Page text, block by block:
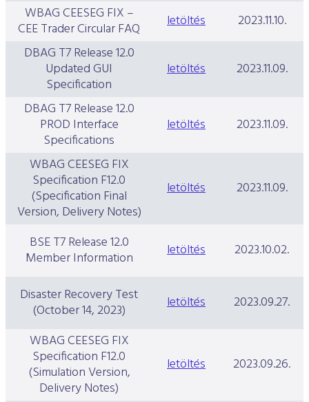
WBAG CEESEG FIX –
CEE Trader Circular FAQ letöltés
2023.11.10.
DBAG T7 Release 12.0
Updated GUI
Specification
letöltés
2023.11.09.
DBAG T7 Release 12.0
PROD Interface
Specifications
letöltés
2023.11.09.
WBAG CEESEG FIX
Specification F12.0
(Specification Final
Version, Delivery Notes)
letöltés 2023.11.09.
BSE T7 Release 12.0
Member Information letöltés 2023.10.02.
Disaster Recovery Test
(October 14, 2023) letöltés
2023.09.27.
WBAG CEESEG FIX
Specification F12.0
(Simulation Version,
Delivery Notes)
letöltés 2023.09.26.